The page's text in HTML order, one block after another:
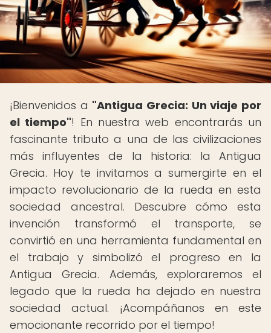
¡Bienvenidos a "Antigua Grecia: Un viaje por
el tiempo"! En nuestra web encontrarás un
fascinante tributo a una de las civilizaciones
más influyentes de la historia: la Antigua
Grecia. Hoy te invitamos a sumergirte en el
impacto revolucionario de la rueda en esta
sociedad ancestral. Descubre cómo esta
invención transformó el transporte, se
convirtió en una herramienta fundamental en
el trabajo y simbolizó el progreso en la
Antigua Grecia. Además, exploraremos el
legado que la rueda ha dejado en nuestra
sociedad actual. ¡Acompáñanos en este
emocionante recorrido por el tiempo!